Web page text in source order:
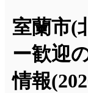
室蘭市(
ー歓迎
情報